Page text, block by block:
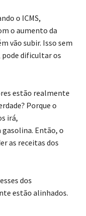
o ICMS,
o aumento da
vão subir. Isso sem
pode dificultar os
estão realmente
Porque o
irá,
Então, o
as receitas dos
dos
estão alinhados.